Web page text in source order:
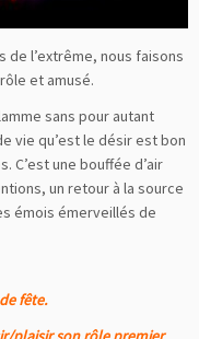
l’extrême, nous faisons
et amusé.
sans pour autant
vie qu’est le désir est bon
C’est une bouffée d’air
un retour à la source
émois émerveillés de
fête.